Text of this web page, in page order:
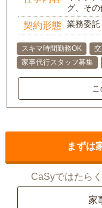
グ、そ
契約形態 業務委託
スキマ時間勤務OK
家事代行スタッフ募集
まずは
CaSyではたら
家